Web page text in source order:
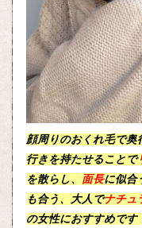
顔周りのおくれ毛で奥
行きを持たせることで
を散らし、 面長に似合
も合う、 大人 でナチュ
の女性におすすめです